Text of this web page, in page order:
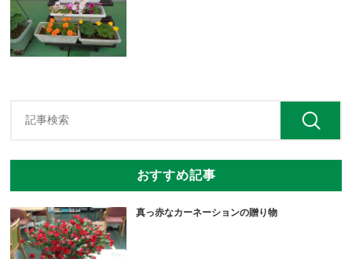
おすすめ記事
真っ赤なカーネーションの贈り物